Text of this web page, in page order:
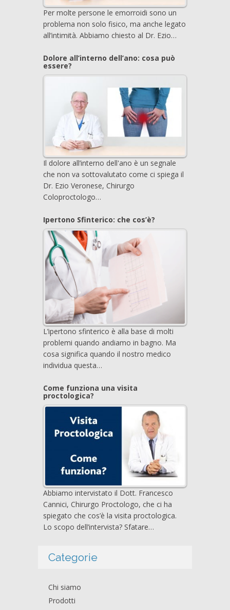
Per molte persone le emorroidi sono un
problema non solo fisico, ma anche legato
all’intimità. Abbiamo chiesto al Dr. Ezio…
Dolore all’interno dell’ano: cosa può
essere?
Il dolore all’interno dell'ano è un segnale
che non va sottovalutato come ci spiega il
Dr. Ezio Veronese, Chirurgo
Coloproctologo…
Ipertono Sfinterico: che cos’è?
L’ipertono sfinterico è alla base di molti
problemi quando andiamo in bagno. Ma
cosa significa quando il nostro medico
individua questa…
Come funziona una visita
proctologica?
Abbiamo intervistato il Dott. Francesco
Cannici, Chirurgo Proctologo, che ci ha
spiegato che cos’è la visita proctologica.
Lo scopo dell’intervista? Sfatare…
Categorie
Chi siamo
Prodotti